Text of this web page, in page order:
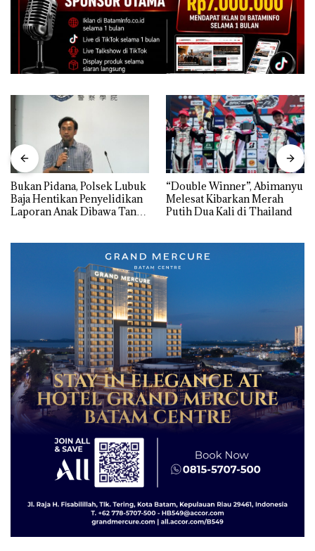
Bukan Pidana, Polsek Lubuk
Baja Hentikan Penyelidikan
Laporan Anak Dibawa Tanpa
“Double Winner”, Abimanyu
Melesat Kibarkan Merah
Putih Dua Kali di Thailand